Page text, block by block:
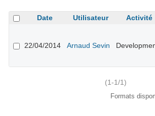
Date Utilisateur Activité
22/04/2014 Arnaud Sevin
(1-1/1)
Formats